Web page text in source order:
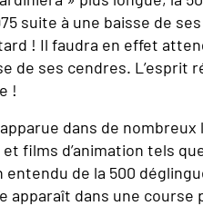
suite à une baisse de
! Il faudra en effet
de ses cendres.
!
dans de
films d’animation tels
de la 500
apparaît dans une course